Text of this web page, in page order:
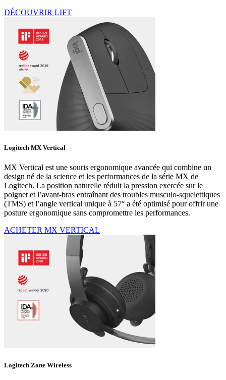
DÉCOUVRIR LIFT
Logitech MX Vertical
MX Vertical est une souris ergonomique avancée qui combine un
design né de la science et les performances de la série MX de
Logitech. La position naturelle réduit la pression exercée sur le
poignet et l’avant-bras entraînant des troubles musculo-squelettiques
(TMS) et l’angle vertical unique à 57° a été optimisé pour offrir une
posture ergonomique sans compromettre les performances.
ACHETER MX VERTICAL
Logitech Zone Wireless